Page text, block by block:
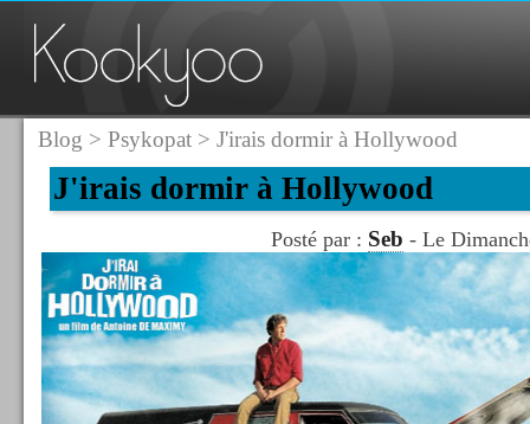
Blog > Psykopat> J'irais dormir à Hollywood
J'irais dormir à Hollywood
Posté par : Seb - Le